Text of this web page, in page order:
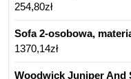
254,80zł
Sofa 2-osobowa,
1370,14zł
Woodwick Juniper And